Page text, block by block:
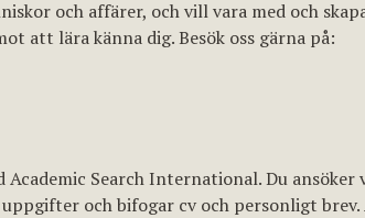
och affärer, och vill vara med och
att lära känna dig. Besök oss gärna på:
Search International. Du ansöker
och bifogar cv och personligt